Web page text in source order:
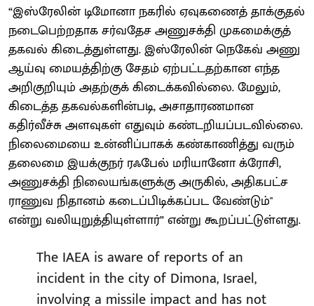
“இஸ்ரேலின் டிமோனா நகரில் ஏவுகணைத் தாக்குதல்
நடைபெற்றதாக சர்வதேச அணுசக்தி முகமைக்குத்
தகவல் கிடைத்துள்ளது. இஸ்ரேலின் நெகேவ் அணு
ஆய்வு மையத்திற்கு சேதம் ஏற்பட்டதற்கான எந்த
அறிகுறியும் அதற்குக் கிடைக்கவில்லை. மேலும்,
கிடைத்த தகவல்களின்படி, அசாதாரணமான
கதிர்வீச்சு அளவுகள் எதுவும் கண்டறியப்படவில்லை.
நிலைமையை உன்னிப்பாகக் கண்காணித்து வரும்
தலைமை இயக்குநர் ரஃபேல் மரியானோ க்ரோசி,
அணுசக்தி நிலையங்களுக்கு அருகில், அதிகபட்ச
ராணுவ நிதானம் கடைப்பிடிக்கப்பட வேண்டும்"
என்று வலியுறுத்தியுள்ளார்” என்று கூறப்பட்டுள்ளது.
The IAEA is aware of reports of an
incident in the city of Dimona, Israel,
involving a missile impact and has not